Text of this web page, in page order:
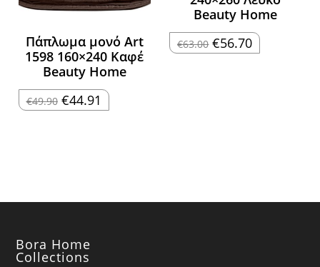
Πάπλωμα μονό Art
1598 160×240 Καφέ
Beauty Home
€49.90 Original
price
€44.91 Η
τρέχουσα
Beauty Home
€63.00 Original
price
€56.70Η
τρέχουσα
Bora Home
Collections